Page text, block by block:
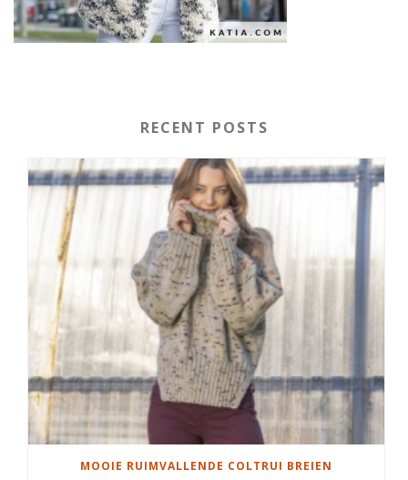
RECENT POSTS
MOOIE RUIMVALLENDE COLTRUI BREIEN